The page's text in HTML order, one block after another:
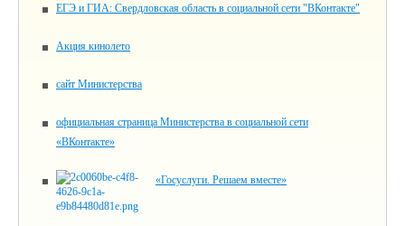
ЕГЭ и ГИА: Свердловская область в социальной сети "ВКонтакте"
Акция кинолето
сайт Министерства
официальная страница Министерства в социальной сети
«ВКонтакте»
«Госуслуги. Решаем вместе»